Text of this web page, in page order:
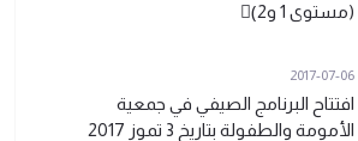
(مستوى 1 و2)ً
2017-07-06
افتتاح البرنامج الصيفي في جمعية
الأمومة والطفولة بتاريخ 3 تموز 2017